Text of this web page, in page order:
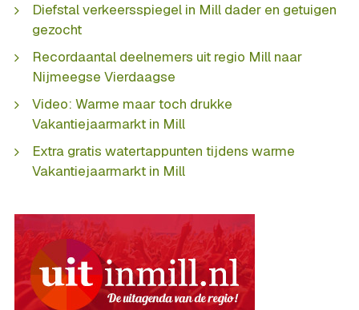
Diefstal verkeersspiegel in Mill dader en getuigen
gezocht
Recordaantal deelnemers uit regio Mill naar
Nijmeegse Vierdaagse
Video: Warme maar toch drukke
Vakantiejaarmarkt in Mill
Extra gratis watertappunten tijdens warme
Vakantiejaarmarkt in Mill